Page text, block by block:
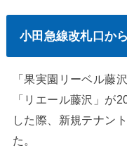
小田急線改札口か
「果実園リーベル藤
「リエール藤沢」が
した際、新規テナン
た。